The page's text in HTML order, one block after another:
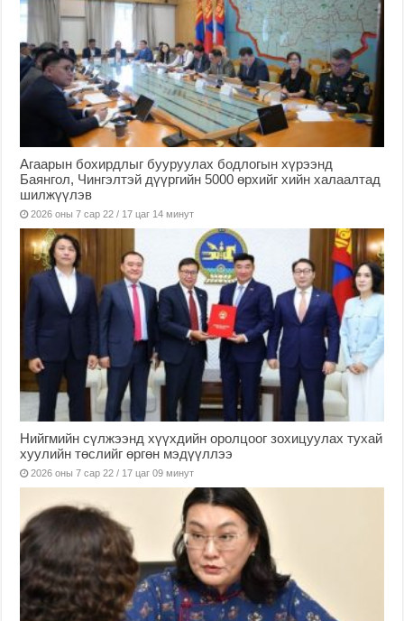
Агаарын бохирдлыг бууруулах бодлогын хүрээнд
Баянгол, Чингэлтэй дүүргийн 5000 өрхийг хийн халаалтад
шилжүүлэв
2026 оны 7 сар 22 / 17 цаг 14 минут
Нийгмийн сүлжээнд хүүхдийн оролцоог зохицуулах тухай
хуулийн төслийг өргөн мэдүүллээ
2026 оны 7 сар 22 / 17 цаг 09 минут